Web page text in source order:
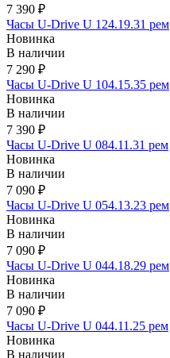
7 390 ₽
Часы U-Drive U 124.19.31 рем
Новинка
В наличии
7 290 ₽
Часы U-Drive U 104.15.35 рем
Новинка
В наличии
7 390 ₽
Часы U-Drive U 084.11.31 рем
Новинка
В наличии
7 090 ₽
Часы U-Drive U 054.13.23 рем
Новинка
В наличии
7 090 ₽
Часы U-Drive U 044.18.29 рем
Новинка
В наличии
7 090 ₽
Часы U-Drive U 044.11.25 рем
Новинка
В наличии